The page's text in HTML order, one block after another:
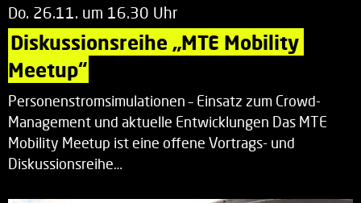
Do. 26.11. um 16.30 Uhr
Diskussionsreihe „MTE Mobility
Meetup“
Personenstromsimulationen – Einsatz zum Crowd-
Management und aktuelle Entwicklungen Das MTE
Mobility Meetup ist eine offene Vortrags- und
Diskussionsreihe…